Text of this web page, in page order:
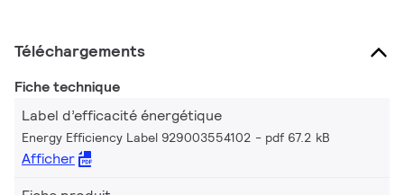
Téléchargements
Fiche technique
Label d’efficacité énergétique
Energy Efficiency Label 929003554102 pdf 67.2 kB
Afficher